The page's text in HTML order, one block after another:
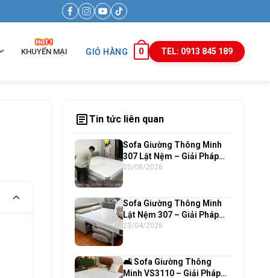
KHUYẾN MẠI GIỎ HÀNG 0 TEL: 0913 845 189
articleTin tức liên quan
Sofa Giường Thông Minh
307 Lật Nệm – Giải Pháp
Nội Thất Cao Cấp Cho Căn
05/08/2026
Sofa Giường Thông Minh
Lật Nệm 307 – Giải Pháp
Hoàn Hảo Cho Căn Hộ Hiện
23/04/2026
🛋️ Sofa Giường Thông
Minh VS3110 – Giải Pháp